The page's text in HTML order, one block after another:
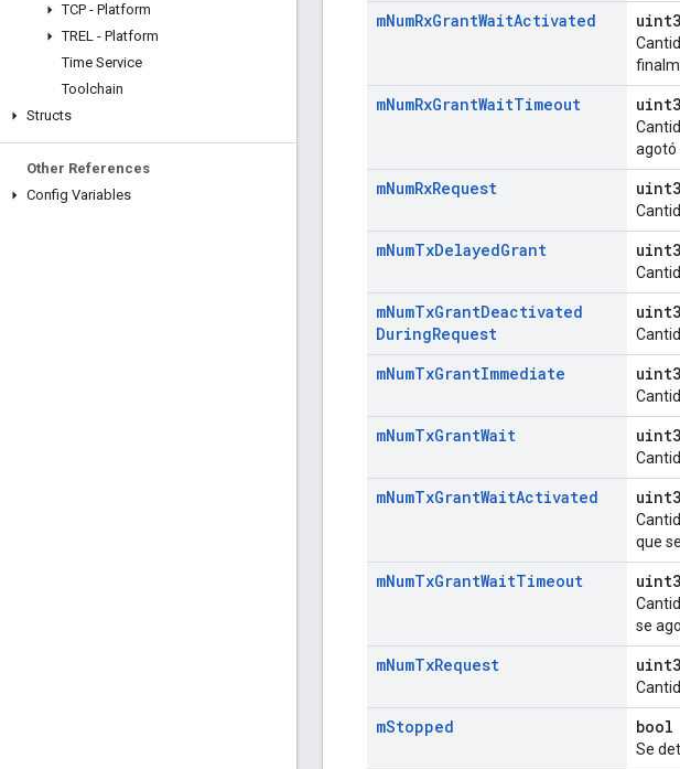
TCP - Platform
TREL - Platform
Time Service
Toolchain
Structs
Other References
Config Variables
mNumRxGrantWaitActivated
mNumRxGrantWaitTimeout
agotó
mNumRxRequest
mNumTxDelayedGrant
mNumTxGrantDeactivated
DuringRequest
mNumTxGrantImmediate
mNumTxGrantWait
mNumTxGrantWaitActivated
que
mNumTxGrantWaitTimeout
se
mNumTxRequest
mStopped bool
Se